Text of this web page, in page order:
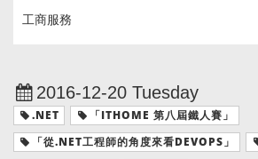
工商服務
2016-12-20 Tuesday
.NET
「ITHOME 第八屆鐵人賽」
「從.NET工程師的角度來看DEVOPS」